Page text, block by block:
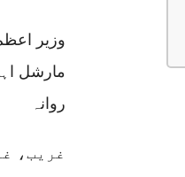
وزیر
مارشل
روانہ
غریب،